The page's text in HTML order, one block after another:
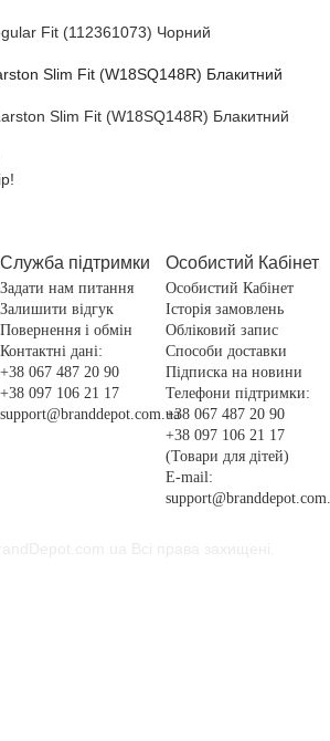
Fit (112361073) Чорний
Slim Fit (W18SQ148R) Блакитний
Служба підтримки
Задати нам питання
Залишити відгук
Повернення і обмін
Контактні дані:
+38 067 487 20 90
+38 097 106 21 17
support@branddepot.com.ua
Особистий Кабінет
Особистий Кабінет
Історія замовлень
Обліковий запис
Способи доставки
Підписка на новини
Телефони підтримки:
+38 067 487 20 90
+38 097 106 21 17
(Товари для дітей)
E-mail: